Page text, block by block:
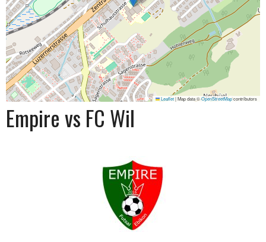
Leaflet|Map data ©OpenStreetMapcontributors
Empire vs FC Wil